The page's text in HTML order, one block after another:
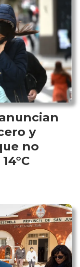
y
no